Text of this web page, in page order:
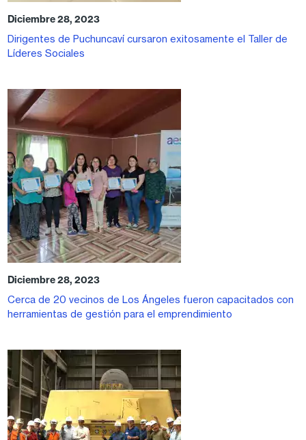
Diciembre 28, 2023
Dirigentes de Puchuncaví cursaron exitosamente el Taller de
Líderes Sociales
Diciembre 28, 2023
Cerca de 20 vecinos de Los Ángeles fueron capacitados con
herramientas de gestión para el emprendimiento